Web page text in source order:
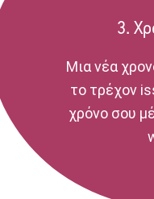
3.
Μια νέα
το τρέχον
χρόνο σου